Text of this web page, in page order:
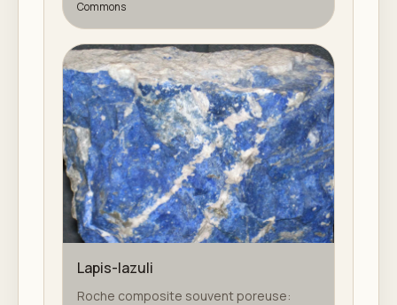
Commons
Lapis-lazuli
Roche composite souvent poreuse: